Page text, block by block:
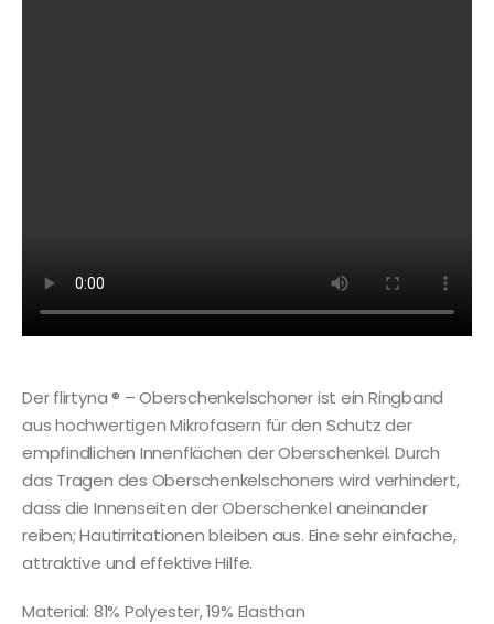
Der flirtyna ® – Oberschenkelschoner ist ein Ringband
aus hochwertigen Mikrofasern für den Schutz der
empfindlichen Innenflächen der Oberschenkel. Durch
das Tragen des Oberschenkelschoners wird verhindert,
dass die Innenseiten der Oberschenkel aneinander
reiben; Hautirritationen bleiben aus. Eine sehr einfache,
attraktive und effektive Hilfe.
Material: 81% Polyester, 19% Elasthan